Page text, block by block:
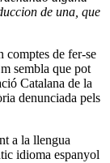
de una, que
comptes de fer-se
sembla que pot
Catalana de la
denunciada pels
a la llengua
idioma espanyol